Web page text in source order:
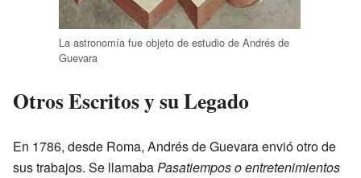
La astronomía fue objeto de estudio de Andrés de
Guevara
Otros Escritos y su Legado
En 1786, desde Roma, Andrés de Guevara envió otro de
sus trabajos. Se llamabaPasatiempos o entretenimientos